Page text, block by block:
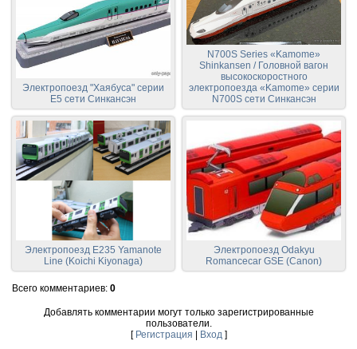
Электропоезд "Хаябуса" серии
E5 сети Синкансэн
N700S Series «Kamome»
Shinkansen / Головной вагон
высокоскоростного
электропоезда «Kamome» серии
N700S сети Синкансэн
Электропоезд E235 Yamanote
Line (Koichi Kiyonaga)
Электропоезд Odakyu
Romancecar GSE (Canon)
Всего комментариев: 0
Добавлять комментарии могут только зарегистрированные
пользователи.
[ Регистрация Вход]